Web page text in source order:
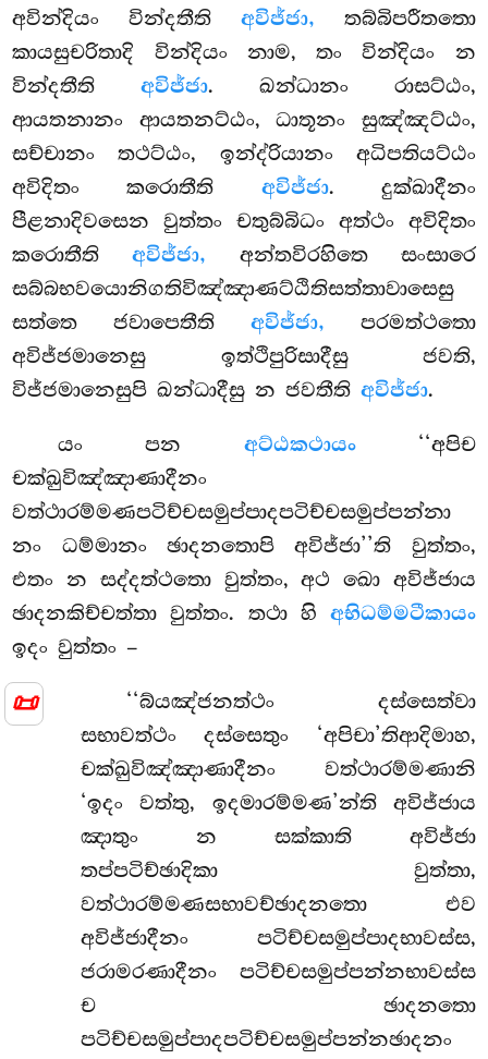
📜
අවින්දියං වින්දතීති අවිජ්ජා, තබ්බිපරීතතො
කායසුචරිතාදි වින්දියං නාම, තං වින්දියං න
වින්දතීතිඅවිජ්ජා. ඛන්ධානං රාසට්ඨං,
ආයතනානං ආයතනට්ඨං, ධාතූනං සුඤ්ඤට්ඨං,
සච්චානං තථට්ඨං, ඉන්ද්රියානං අධිපතියට්ඨං
අවිදිතං කරොතීති අවිජ්ජා. දුක්ඛාදීනං
පීළනාදිවසෙන වුත්තං චතුබ්බිධං අත්ථං අවිදිතං
කරොතීතිඅවිජ්ජා, අන්තවිරහිතෙ සංසාරෙ
සබ්බභවයොනිගතිවිඤ්ඤාණට්ඨිතිසත්තාවාසෙසු
සත්තෙ ජවාපෙතීති අවිජ්ජා, පරමත්ථතො
අවිජ්ජමානෙසු ඉත්ථිපුරිසාදීසු ජවති,
විජ්ජමානෙසුපි ඛන්ධාදීසු න ජවතීතිඅවිජ්ජා.
යං පන අට්ඨකථායං‘‘අපිච
චක්ඛුවිඤ්ඤාණාදීනං
වත්ථාරම්මණපටිච්චසමුප්පාදපටිච්චසමුප්පන්නා
නං ධම්මානං ඡාදනතොපි අවිජ්ජා’’ති වුත්තං,
එතං න සද්දත්ථතො වුත්තං, අථ ඛො අවිජ්ජාය
ඡාදනකිච්චත්තා වුත්තං. තථා හි අභිධම්මටීකායං
ඉදං වුත්තං –
‘‘බ්යඤ්ජනත්ථං දස්සෙත්වා
සභාවත්ථං දස්සෙතුං ‘අපිචා’තිආදිමාහ,
චක්ඛුවිඤ්ඤාණාදීනං වත්ථාරම්මණානි
‘ඉදං වත්තු, ඉදමාරම්මණ’න්ති අවිජ්ජාය
ඤාතුං න සක්කාති අවිජ්ජා
තප්පටිච්ඡාදිකා වුත්තා,
වත්ථාරම්මණසභාවච්ඡාදනතො එව
අවිජ්ජාදීනං පටිච්චසමුප්පාදභාවස්ස,
ජරාමරණාදීනං පටිච්චසමුප්පන්නභාවස්ස
ච ඡාදනතො
පටිච්චසමුප්පාදපටිච්චසමුප්පන්නඡාදනං